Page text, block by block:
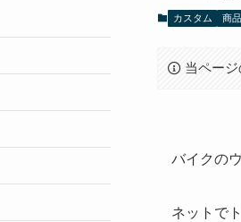
カスタム 商
当ペー
バイクの
ネットで